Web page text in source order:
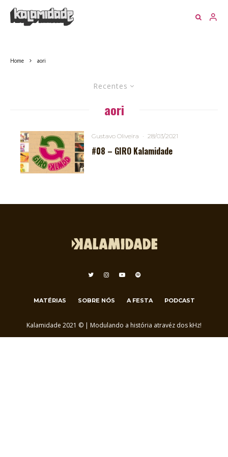
Home aori
Recentes
aori
Gustavo Oliveira · 28/03/2021
#08 – GIRO Kalamidade
MATÉRIAS SOBRE NÓS A FESTA PODCAST
Kalamidade 2021 © | Modulando a história atravéz dos kHz!